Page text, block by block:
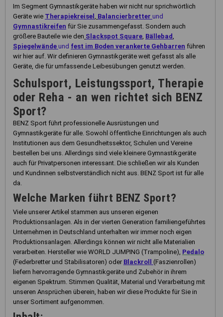
Im Segment Gymnastikgeräte haben wir nicht nur sprichwörtlich
Geräte wie Therapiekreisel Balancierbretter und
Gymnastikreifen für Sie zusammengefasst. Sondern auch
größere Bauteile wie den Slackspot Square Bällebad
Spiegelwände und fest im Boden verankerte Gehbarren führen
wir hier auf. Wir definieren Gymnastikgeräte weit gefasst als alle
Geräte, die für umfassende Leibesübungen genutzt werden.
Schulsport, Leistungssport, Therapie
oder Reha - an wen richtet sich BENZ
Sport?
BENZ Sport führt professionelle Ausrüstungen und
Gymnastikgeräte für alle. Sowohl öffentliche Einrichtungen als auch
Institutionen aus dem Gesundheitssektor, Schulen und Vereine
bestellen bei uns. Allerdings sind viele kleinere Gymnastikgeräte
auch für Privatpersonen interessant. Die schließen wir als Kunden
und Kundinnen selbstverständlich nicht aus. BENZ Sport ist für alle
da.
Welche Marken führt BENZ Sport?
Viele unserer Artikel stammen aus unseren eigenen
Produktionsanlagen. Als in der vierten Generation familiengeführtes
Unternehmen in Deutschland unterhalten wir immer noch eigen
Produktionsanlagen. Allerdings können wir nicht alle Materialien
verarbeiten. Hersteller wie WORLD JUMPING (Trampoline), Pedalo
(Federbretter und Stabilisatoren) oder Blackroll (Faszienrollen)
liefern hervorragende Gymnastikgeräte und Zubehör in ihrem
eigenen Spektrum. Stimmen Qualität, Material und Verarbeitung mit
unseren Ansprüchen überein, haben wir diese Produkte für Sie in
unser Sortiment aufgenommen.